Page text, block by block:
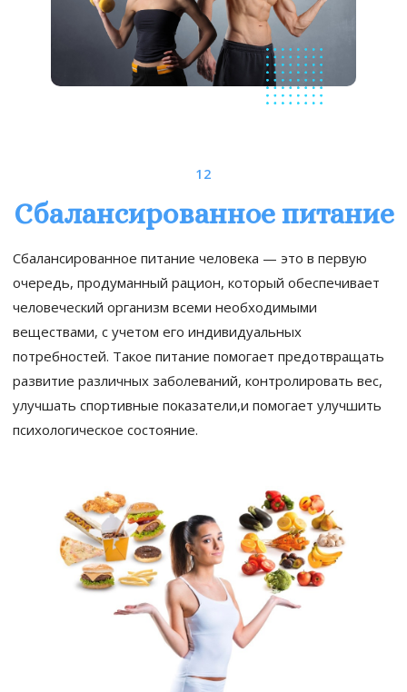
12
Сбалансированное питание
Сбалансированное питание человека — это в первую
очередь, продуманный рацион, который обеспечивает
человеческий организм всеми необходимыми
веществами, с учетом его индивидуальных
потребностей. Такое питание помогает предотвращать
развитие различных заболеваний, контролировать вес,
улучшать спортивные показатели,и помогает улучшить
психологическое состояние.